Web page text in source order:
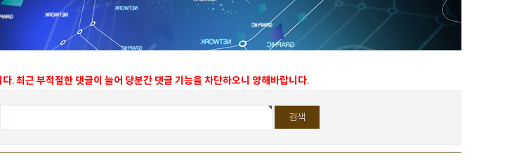
. 최근 부적절한 댓글이 늘어 당분간 댓글 기능을 차단하오니 양해바랍니다.